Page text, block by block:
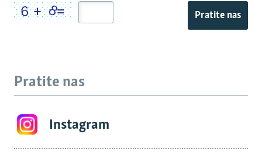
Pratite nas
Pratite nas
Instagram